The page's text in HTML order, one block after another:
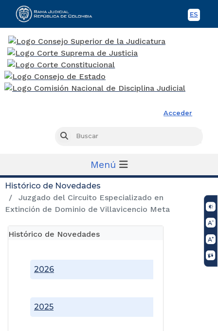
ES
Acceder
Buscar
Menú
Histórico de Novedades
Juzgado del Circuito Especializado en
Extinción de Dominio de Villavicencio Meta
Histórico de Novedades
2025
2026